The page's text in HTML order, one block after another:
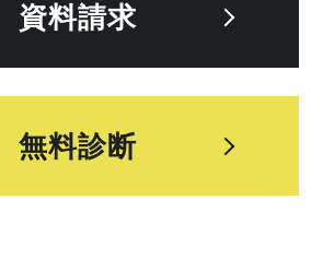
資料請求
無料診断